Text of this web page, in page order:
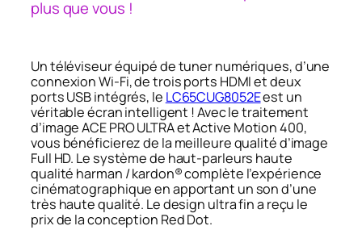
plus que vous !
Un téléviseur équipé de tuner numériques, d’une
connexion Wi-Fi, de trois ports HDMI et deux
ports USB intégrés, le LC65CUG8052Eest un
véritable écran intelligent ! Avec le traitement
d’image ACE PRO ULTRA et Active Motion 400,
vous bénéficierez de la meilleure qualité d’image
Full HD. Le système de haut-parleurs haute
qualité harman / kardon® complète l’expérience
cinématographique en apportant un son d’une
très haute qualité. Le design ultra fin a reçu le
prix de la conception Red Dot.